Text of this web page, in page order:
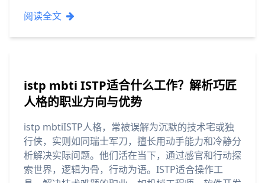
阅读全文
istp mbti ISTP适合什么工作？解析巧匠
人格的职业方向与优势
istp mbtiISTP人格，常被误解为沉默的技术宅或独
行侠，实则如同瑞士军刀，擅长用动手能力和冷静分
析解决实际问题。他们活在当下，通过感官和行动探
索世界，逻辑为骨，行动为语。ISTP适合操作工